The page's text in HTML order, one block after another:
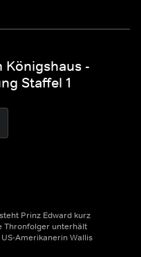
Königshaus -
Staffel 1
Prinz Edward kurz
Thronfolger unterhält
Amerikanerin Wallis